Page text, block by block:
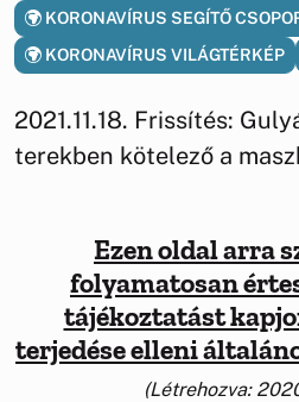
KORONAVÍRUS SEGÍTŐ
KORONAVÍRUS VILÁGTÉRKÉP
2021.11.18. Frissítés:
terekben kötelező a
Ezen oldal arra
folyamatosan
tájékoztatást
terjedése elleni
(Létrehozva: